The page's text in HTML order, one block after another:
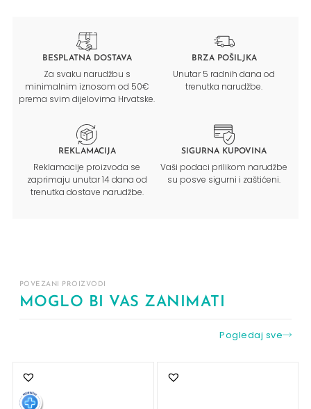
BESPLATNA DOSTAVA
Za svaku narudžbu s
minimalnim iznosom od 50€
prema svim dijelovima Hrvatske.
BRZA POŠILJKA
Unutar 5 radnih dana od
trenutka narudžbe.
REKLAMACIJA
Reklamacije proizvoda se
zaprimaju unutar 14 dana od
trenutka dostave narudžbe.
SIGURNA KUPOVINA
Vaši podaci prilikom narudžbe
su posve sigurni i zaštićeni.
POVEZANI PROIZVODI
MOGLO BI VAS ZANIMATI
Pogledaj sve